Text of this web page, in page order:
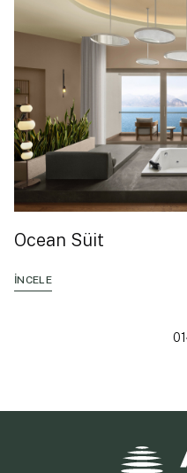
Ocean Süit
İNCELE
01